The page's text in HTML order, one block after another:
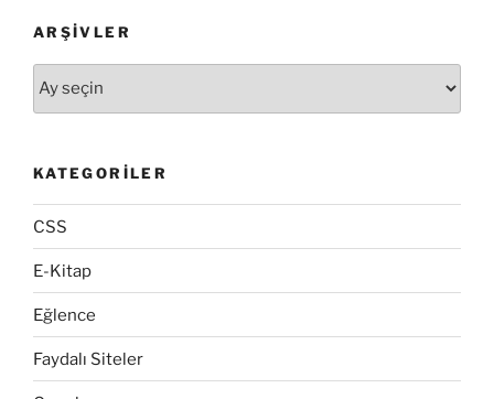
ARŞIVLER
KATEGORILER
CSS
E-Kitap
Eğlence
Faydalı Siteler